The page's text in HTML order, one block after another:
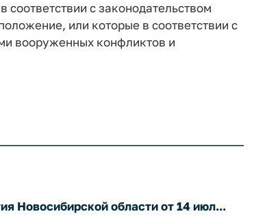
с законодательством
или которые в соответствии с
вооруженных конфликтов и
Новосибирской области от 14 июл...